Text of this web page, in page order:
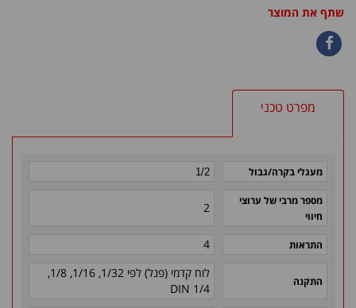
שתף את המוצר
מפרט טכני
מעגלי בקרה/גבול 1/2
מספר מרבי של ערוצי
חיווי
2
התראות 4
התקנה
לוח קדמי (פנל) לפי 1/32, 1/16, 1/8,
1/4 DIN